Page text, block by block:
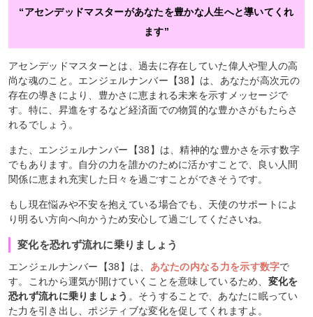
“アセンデッドマスターがあなたを豊かな人生へと導いてくれ
ます”
アセンデッドマスターとは、過去に存在していた偉人や聖人の高
尚な魂のこと。エンジェルナンバー【38】は、あなたが高次元の
存在の導きにより、豊かさに恵まれる未来を示すメッセージで
す。特に、昇進をするなど経済面での物質的な豊かさがもたらさ
れるでしょう。
また、エンジェルナンバー【38】は、精神的な豊かさを示す数字
でもあります。自分の力を誰かのために活かすことで、良い人間
関係に恵まれ充実した日々を過ごすことができそうです。
もし現在悩みや不安を抱えている場合でも、天使のサポートによ
り明るい方向へ向かうため安心して過ごしてくださいね。
変化を恐れず流れに乗りましょう
エンジェルナンバー【38】は、 あなたの内なる力を示す数字で
す。これから運気が開けていくことを意味しているため、 変化を
恐れず流れに乗りましょう 。そうすることで、あなたに眠ってい
た力を引き出し、ポジティブな変化を促してくれますよ。